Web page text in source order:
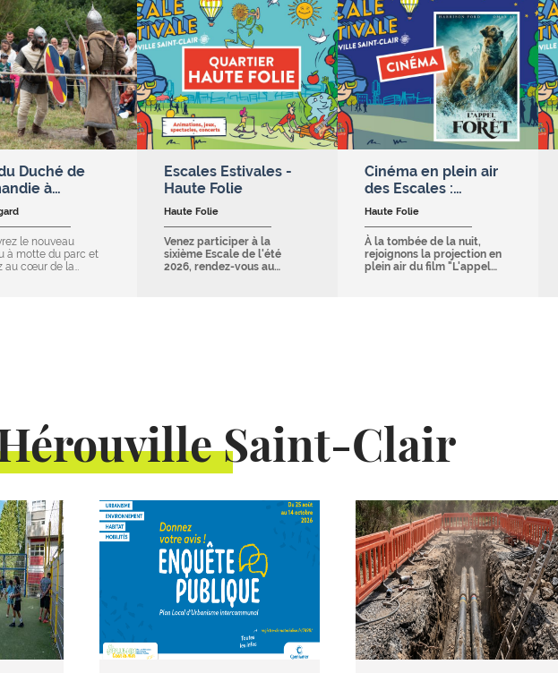
Duché de
à…
le nouveau
à motte du parc et
au cœur de la…
Escales Estivales -
Haute Folie
Haute Folie
Venez participer à la
sixième Escale de l'été
2026, rendez-vous au…
Cinéma en plein air
des Escales :…
Haute Folie
À la tombée de la nuit,
rejoignons la projection en
plein air du film "L'appel…
Saint-Clair